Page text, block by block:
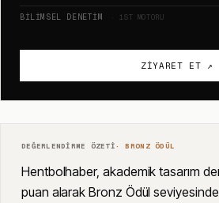
BILIMSEL DENETIM · 1ST MOTORU
ZIYARET ET ↗
DEĞERLENDIRME ÖZETI·BRONZÖDÜL
Hentbolhaber, akademik tasarım
puan alarak Bronz Ödül